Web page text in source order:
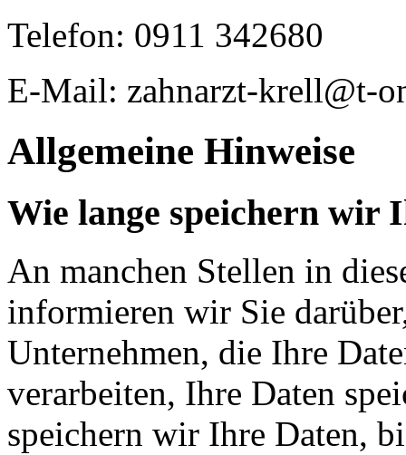
Telefon: 0911 342680
E-Mail: zahnarzt-krell@t-
Allgemeine Hinweise
Wie lange speichern wir
An manchen Stellen in
informieren wir Sie
Unternehmen, die Ihre
verarbeiten, Ihre Daten
speichern wir Ihre Daten,